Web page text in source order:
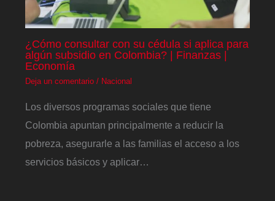
¿Cómo consultar con su cédula si aplica para
algún subsidio en Colombia? | Finanzas |
Economía
Deja un comentario / Nacional
Los diversos programas sociales que tiene
Colombia apuntan principalmente a reducir la
pobreza, asegurarle a las familias el acceso a los
servicios básicos y aplicar…